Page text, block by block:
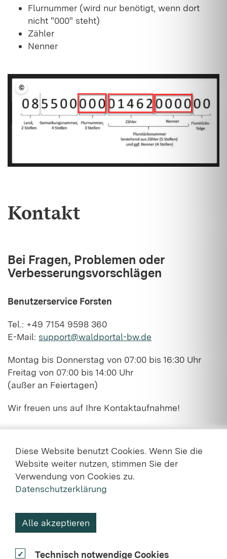
Flurnummer (wird nur benötigt, wenn dort
nicht "000" steht)
Zähler
Nenner
©
Kontakt
Bei Fragen, Problemen oder
Verbesserungsvorschlägen
Benutzerservice Forsten
Tel.: +49 7154 9598 360
E-Mail: support@waldportal-bw.de
Montag bis Donnerstag von 07:00 bis 16:30 Uhr
Freitag von 07:00 bis 14:00 Uhr
(außer an Feiertagen)
Wir freuen uns auf Ihre Kontaktaufnahme!
DATENSCHUTZ
Diese Website benutzt Cookies. Wenn Sie die
Website weiter nutzen, stimmen Sie der
Verwendung von Cookies zu.
Datenschutzerklärung
Alle akzeptieren
Technisch notwendige Cookies